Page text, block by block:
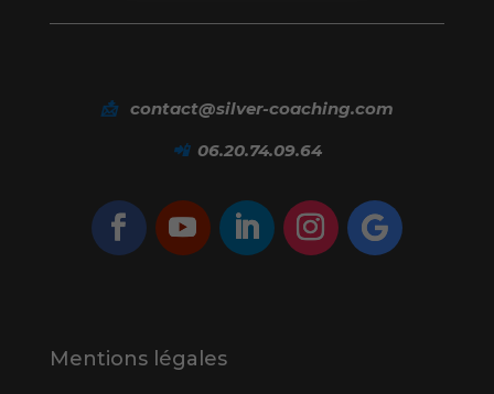
📩 contact@silver-coaching.com
📲 06.20.74.09.64
Mentions légales